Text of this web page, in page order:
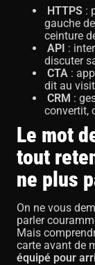
HTTPS :
gauche
ceinture
API :
discuter
CTA :
dit au
CRM :
convertit,
Le mot
tout
ne plus
On ne vous
parler
Mais
carte avant de
équipé pour